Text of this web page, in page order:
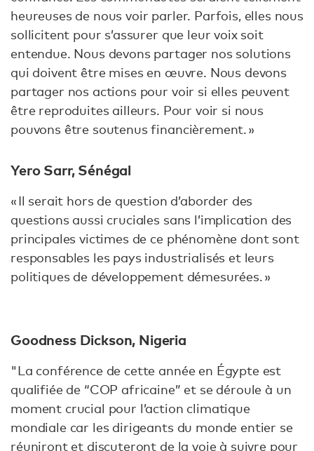
heureuses de nous voir parler. Parfois, elles nous
sollicitent pour s’assurer que leur voix soit
entendue. Nous devons partager nos solutions
qui doivent être mises en œuvre. Nous devons
partager nos actions pour voir si elles peuvent
être reproduites ailleurs. Pour voir si nous
pouvons être soutenus financièrement. »
Yero Sarr, Sénégal
« Il serait hors de question d’aborder des
questions aussi cruciales sans l’implication des
principales victimes de ce phénomène dont sont
responsables les pays industrialisés et leurs
politiques de développement démesurées. »
Goodness Dickson, Nigeria
"La conférence de cette année en Égypte est
qualifiée de “COP africaine” et se déroule à un
moment crucial pour l’action climatique
mondiale car les dirigeants du monde entier se
réuniront et discuteront de la voie à suivre pour